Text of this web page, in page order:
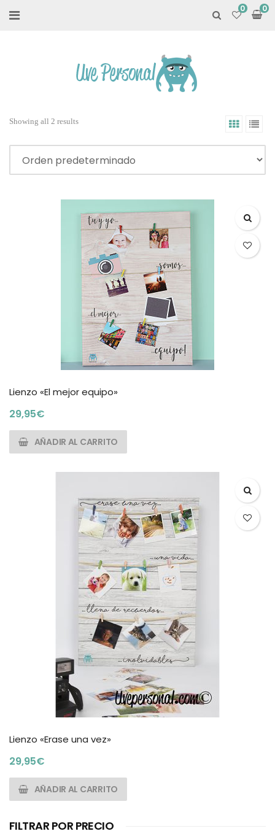
0
Showing all 2 results
Lienzo «El mejor equipo»
29,95€
AÑADIR AL CARRITO
Lienzo «Erase una vez»
29,95€
AÑADIR AL CARRITO
FILTRAR POR PRECIO